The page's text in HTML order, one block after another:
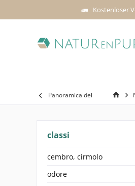
Kostenloser
Panoramica del
classi
cembro, cirmolo
odore